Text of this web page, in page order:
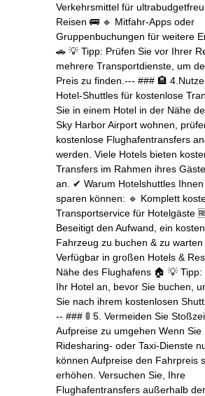
Verkehrsmittel für
Reisen 🚌 🔹 Mitfahr‑Apps oder
Gruppenbuchungen für weitere
🚗 💡 Tipp: Prüfen Sie vor Ihrer
mehrere Transportdienste, um
Preis zu finden.--- ### 🏨
Hotel‑Shuttles für kostenlose
Sie in einem Hotel in der Nähe
Sky Harbor Airport wohnen,
kostenlose Flughafentransfers
werden. Viele Hotels bieten
Transfers im Rahmen ihres
an. ✔ Warum Hotelshuttles Ihnen
sparen können: 🔹 Komplett
Transportservice für Hotelgäste
Beseitigt den Aufwand, ein
Fahrzeug zu buchen & zu warten
Verfügbar in großen Hotels &
Nähe des Flughafens 🏠 💡 Tipp:
Ihr Hotel an, bevor Sie buchen,
Sie nach ihrem kostenlosen
-- ### 🚦 5. Vermeiden Sie
Aufpreise zu umgehen Wenn Sie
Ridesharing‑ oder Taxi‑Dienste
können Aufpreise den Fahrpreis
erhöhen. Versuchen Sie, Ihre
Flughafentransfers außerhalb der